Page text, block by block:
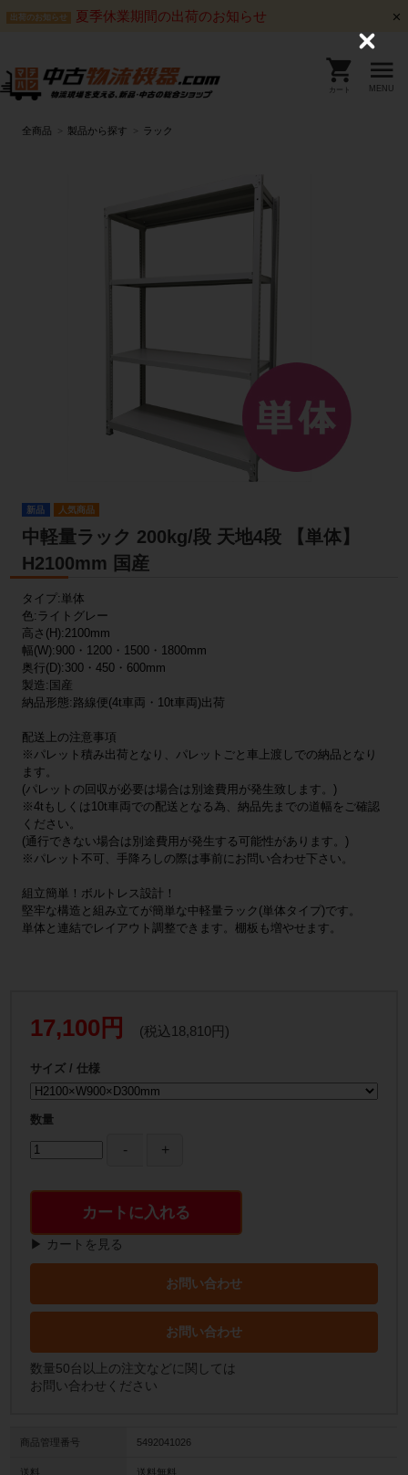
出荷のお知らせ 夏季休業期間の出荷のお知らせ
カート MENU
全商品 製品から探す ラック
新品 人気商品
中軽量ラック 200kg/段 天地4段 【単体】
H2100mm 国産
タイプ:単体
色:ライトグレー
高さ(H):2100mm
幅(W):900・1200・1500・1800mm
奥行(D):300・450・600mm
製造:国産
納品形態:路線便(4t車両・10t車両)出荷
配送上の注意事項
※パレット積み出荷となり、パレットごと車上渡しでの納品となり
ます。
(パレットの回収が必要は場合は別途費用が発生致します。)
※4tもしくは10t車両での配送となる為、納品先までの道幅をご確認
ください。
(通行できない場合は別途費用が発生する可能性があります。)
※パレット不可、手降ろしの際は事前にお問い合わせ下さい。
組立簡単！ボルトレス設計！
堅牢な構造と組み立てが簡単な中軽量ラック(単体タイプ)です。
単体と連結でレイアウト調整できます。棚板も増やせます。
17,100円 (税込18,810円)
サイズ / 仕様
数量
カートに入れる
▶ カートを見る
お問い合わせ
お問い合わせ
数量50台以上の注文などに関しては
お問い合わせください
商品管理番号 5492041026
送料
送料無料
C
o
s